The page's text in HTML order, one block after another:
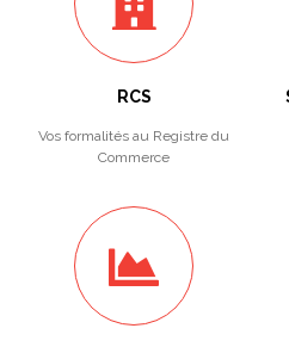
RCS
Vos formalités au Registre du
Commerce